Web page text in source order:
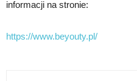
informacji na stronie:
https://www.beyouty.pl/